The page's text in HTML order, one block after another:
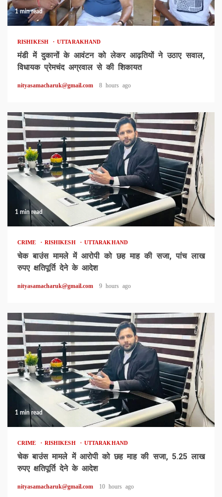
1 min read
RISHIKESH UTTARAKHAND
मंडी में दुकानों के आवंटन को लेकर आढ़तियों ने उठाए सवाल,
विधायक प्रेमचंद अग्रवाल से की शिकायत
nityasamacharuk@gmail.com 8 hours ago
1 min read
CRIME RISHIKESH UTTARAKHAND
चेक बाउंस मामले में आरोपी को छह माह की सजा, पांच लाख
रुपए क्षतिपूर्ति देने के आदेश
nityasamacharuk@gmail.com 9 hours ago
1 min read
CRIME RISHIKESH UTTARAKHAND
चेक बाउंस मामले में आरोपी को छह माह की सजा, 5.25 लाख
रुपए क्षतिपूर्ति देने के आदेश
nityasamacharuk@gmail.com 10 hours ago